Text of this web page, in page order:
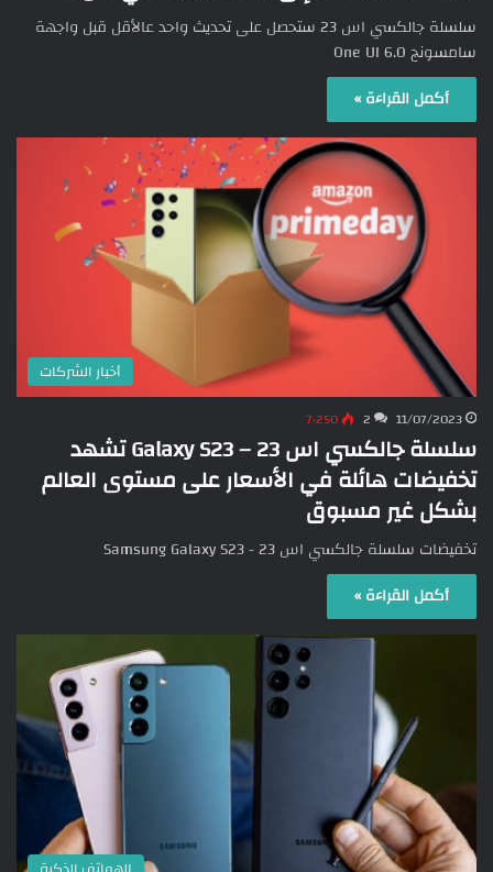
سلسلة جالكسي اس 23 ستحصل على تحديث واحد عالأقل قبل واجهة
سامسونج One UI 6.0
أكمل القراءة »
أخبار الشركات
11/07/2023
2 7٬250
سلسلة جالكسي اس 23 – Galaxy S23 تشهد
تخفيضات هائلة في الأسعار على مستوى العالم
بشكل غير مسبوق
تخفيضات سلسلة جالكسي اس 23 - Samsung Galaxy S23
أكمل القراءة »